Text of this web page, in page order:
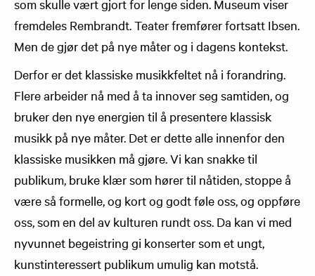
som skulle vært gjort for lenge siden. Museum viser
fremdeles Rembrandt. Teater fremfører fortsatt Ibsen.
Men de gjør det på nye måter og i dagens kontekst.
Derfor er det klassiske musikkfeltet nå i forandring.
Flere arbeider nå med å ta innover seg samtiden, og
bruker den nye energien til å presentere klassisk
musikk på nye måter. Det er dette alle innenfor den
klassiske musikken må gjøre. Vi kan snakke til
publikum, bruke klær som hører til nåtiden, stoppe å
være så formelle, og kort og godt føle oss, og oppføre
oss, som en del av kulturen rundt oss. Da kan vi med
nyvunnet begeistring gi konserter som et ungt,
kunstinteressert publikum umulig kan motstå.